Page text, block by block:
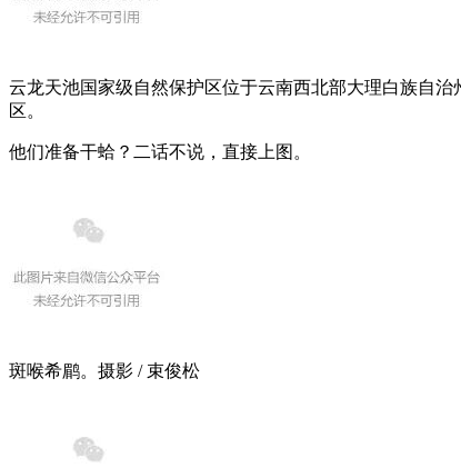
云龙天池国家级自然保护区位于云南西北部大理白族自
区。
他们准备干蛤？二话不说，直接上图。
斑喉希鹛。摄影 / 束俊松